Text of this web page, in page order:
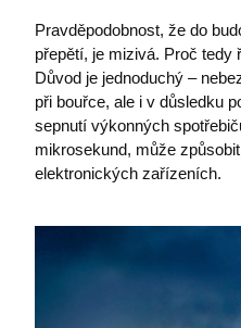
Pravděpodobnost, že do
přepětí, je mizivá. Proč tedy
Důvod je jednoduchý –
při bouřce, ale i v důsledku
sepnutí výkonných
mikrosekund, může
elektronických zařízeních.